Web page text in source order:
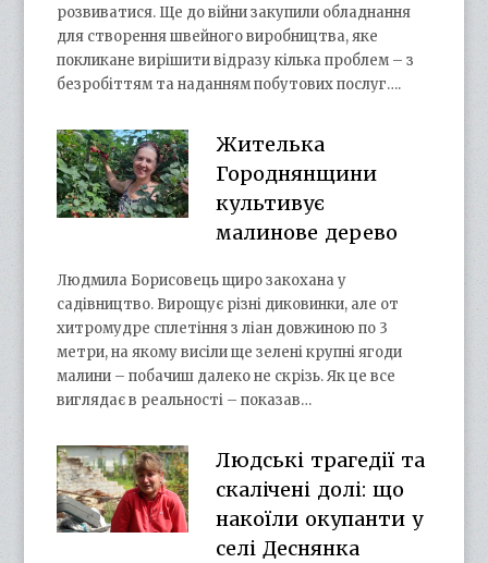
розвиватися. Ще до війни закупили обладнання
для створення швейного виробництва, яке
покликане вирішити відразу кілька проблем – з
безробіттям та наданням побутових послуг….
Жителька
Городнянщини
культивує
малинове дерево
Людмила Борисовець щиро закохана у
садівництво. Вирощує різні диковинки, але от
хитромудре сплетіння з ліан довжиною по 3
метри, на якому висіли ще зелені крупні ягоди
малини – побачиш далеко не скрізь. Як це все
виглядає в реальності – показав…
Людські трагедії та
скалічені долі: що
накоїли окупанти у
селі Деснянка